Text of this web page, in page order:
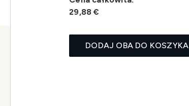
29,88 €
DODAJ OBA DO KOSZYKA